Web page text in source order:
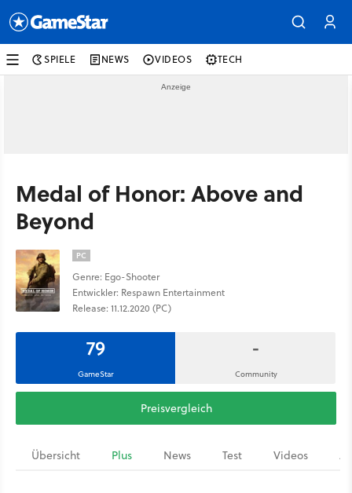
SPIELE NEWS VIDEOS TECH
Medal of Honor: Above and
Beyond
PC
Genre: Ego-Shooter
Entwickler: Respawn Entertainment
Release: 11.12.2020 (PC)
79
GameStar
-
Community
Preisvergleich
Übersicht Plus News Test Videos